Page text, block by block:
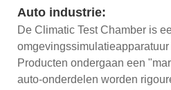
Auto industrie:
De Climatic Test Chamber is
Producten ondergaan een
auto-onderdelen worden